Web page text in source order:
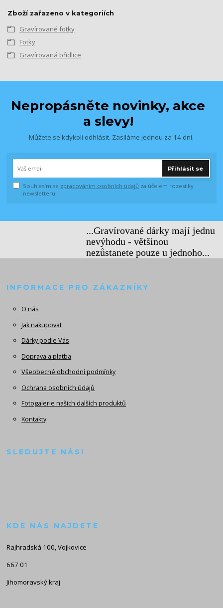
Zboží zařazeno v kategoriích
Gravírované fotky
Fotky
Gravírovaná břidlice
Nepropásněte novinky, akce
a slevy!
Můžete se kdykoli odhlásit. Zasíláme jednou za 14 dní.
Přihlásit se
Souhlasím se zpracováním osobních údajů za účelem rozesílky
newsletteru.
...Gravírované dárky mají jednu
nevýhodu - většinou
nezůstanete pouze u jednoho...
INFORMACE PRO ZÁKAZNÍKY
O nás
Jak nakupovat
Dárky podle Vás
Doprava a platba
Všeobecné obchodní podmínky
Ochrana osobních údajů
Fotogalerie našich dalších produktů
Kontakty
SLEDUJTE NÁS!
KDE NÁS NAJDETE
Rajhradská 100, Vojkovice
667 01
Jihomoravský kraj